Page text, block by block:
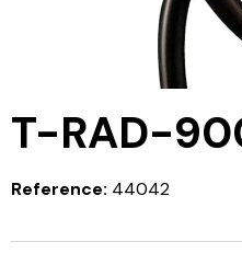
T-RAD-
Reference: 44042